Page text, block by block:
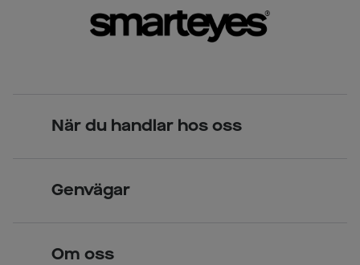
När du handlar hos oss
Över 70 butiker
Genvägar
Om oss